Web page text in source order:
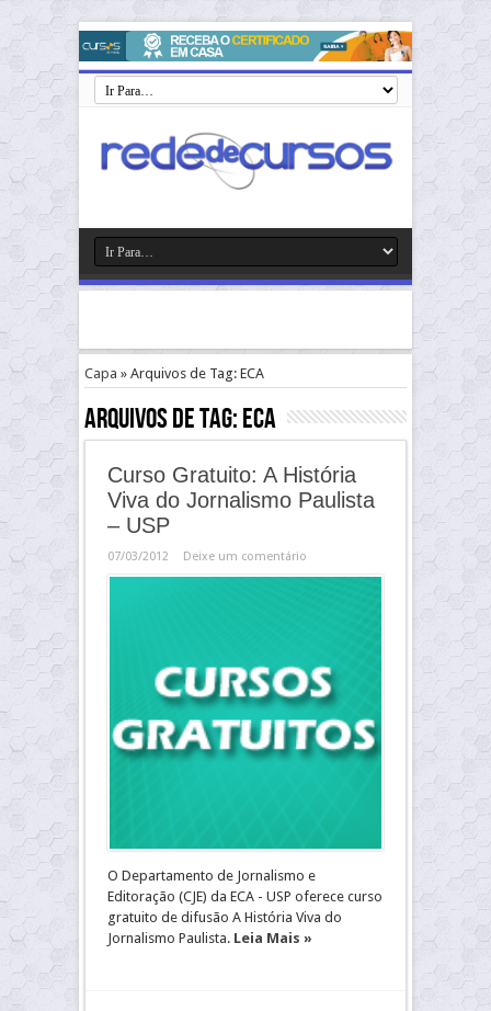
Capa » Arquivos de Tag: ECA
Arquivos de Tag:ECA
Curso Gratuito: A História
Viva do Jornalismo Paulista
– USP
07/03/2012 Deixe um comentário
O Departamento de Jornalismo e
Editoração (CJE) da ECA - USP oferece curso
gratuito de difusão A História Viva do
Jornalismo Paulista. Leia Mais »